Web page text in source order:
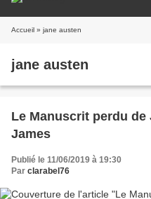
Accueil » jane austen
jane austen
Le Manuscrit perdu
James
Publié le 11/06/2019 à 19:30
Par clarabel76